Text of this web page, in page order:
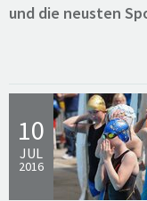
und die neusten
10
JUL
2016